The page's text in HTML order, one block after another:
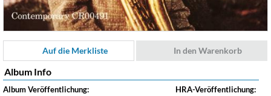
Auf die Merkliste In den Warenkorb
Album Info
Album Veröffentlichung:
HRA-Veröffentlichung: